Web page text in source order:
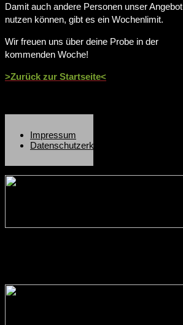
Damit auch andere Personen unser Angebot
nutzen können, gibt es ein Wochenlimit.
Wir freuen uns über deine Probe in der
kommenden Woche!
>Zurück zur Startseite<
Impressum
Datenschutzerklärung